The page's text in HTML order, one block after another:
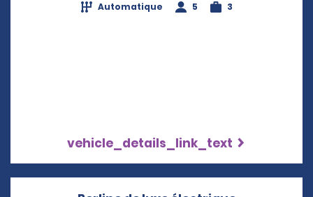
Automatique 5 3
vehicle_details_link_text